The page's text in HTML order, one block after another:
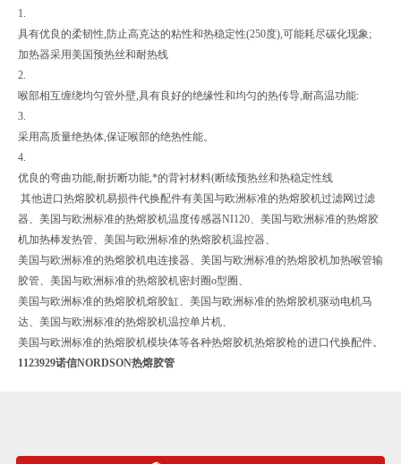
1.
具有优良的柔韧性,防止高克达的粘性和热稳定性(250度),可能耗尽碳化现象;
加热器采用美国预热丝和耐热线
2.
喉部相互缠绕均匀管外壁,具有良好的绝缘性和均匀的热传导,耐高温功能:
3.
采用高质量绝热体,保证喉部的绝热性能。
4.
优良的弯曲功能,耐折断功能,*的背衬材料(断续预热丝和热稳定性线
其他进口热熔胶机易损件代换配件有美国与欧洲标准的热熔胶机过滤网过滤
器、美国与欧洲标准的热熔胶机温度传感器NI120、美国与欧洲标准的热熔胶
机加热棒发热管、美国与欧洲标准的热熔胶机温控器、
美国与欧洲标准的热熔胶机电连接器、美国与欧洲标准的热熔胶机加热喉管输
胶管、美国与欧洲标准的热熔胶机密封圈o型圈、
美国与欧洲标准的热熔胶机熔胶缸、美国与欧洲标准的热熔胶机驱动电机马
达、美国与欧洲标准的热熔胶机温控单片机、
美国与欧洲标准的热熔胶机模块体等各种热熔胶机热熔胶枪的进口代换配件。
1123929诺信NORDSON热熔胶管